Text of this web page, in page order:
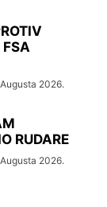
FSA
2026.
RUDARE
2026.